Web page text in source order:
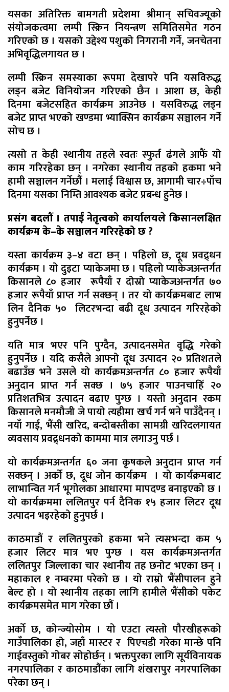
यसका अतिरिक्त बामगती प्रदेशमा श्रीमान् सचिवज्यूको
संयोजकत्वमा लम्पी स्क्रिन नियन्त्रण समितिसमेत गठन
गरिएको छ । यसको उद्देश्य पशुको निगरानी गर्ने, जनचेतना
अभिवृद्धिलगायत छ ।
लम्पी स्क्रिन समस्याका रूपमा देखापरे पनि यसविरुद्ध
लड्न बजेट विनियोजन गरिएको छैन । आशा छ, केही
दिनमा बजेटसहित कार्यक्रम आउनेछ । यसविरुद्ध लड्न
बजेट प्राप्त भएको खण्डमा भ्याक्सिन कार्यक्रम सञ्चालन गर्ने
सोच छ ।
त्यसो त केही स्थानीय तहले स्वतः स्फुर्त ढंगले आफैं यो
काम गरिरहेका छन् । नगरेका स्थानीय तहको हकमा भने
हामी सञ्चालन गर्नेछौं । मलाई विश्वास छ, आगामी चार÷पाँच
दिनमा यसका निम्ति आवश्यक बजेट प्रबन्ध हुनेछ ।
प्रसंग बदलौं । तपाईं नेतृत्वको कार्यालयले किसानलक्षित
कार्यक्रम के–के सञ्चालन गरिरहेको छ ?
यस्ता कार्यक्रम ३–४ वटा छन् । पहिलो छ, दूध प्रवद्र्धन
कार्यक्रम । यो दुइटा प्याकेजमा छ । पहिलो प्याकेजअन्तर्गत
किसानले ८० हजार रूपैयाँ र दोस्रो प्याकेजअन्तर्गत ७०
हजार रूपैयाँ प्राप्त गर्न सक्छन् । तर यो कार्यक्रमबाट लाभ
लिन दैनिक ५० लिटरभन्दा बढी दूध उत्पादन गरिरहेको
हुनुपर्नेछ ।
यति मात्र भएर पनि पुग्दैन, उत्पादनसमेत वृद्धि गरेको
हुनुपर्नेछ । यदि कसैले आफ्नो दूध उत्पादन २० प्रतिशतले
बढाउँछ भने उसले यो कार्यक्रमअन्तर्गत ८० हजार रूपैयाँ
अनुदान प्राप्त गर्न सक्छ । ७५ हजार पाउनचाहिँ २०
प्रतिशतभित्र उत्पादन बढाए पुग्छ । यस्तो अनुदान रकम
किसानले मनमौजी जे पायो त्यहीमा खर्च गर्न भने पाउँदैनन् ।
नयाँ गाई, भैंसी खरिद, बन्दोबस्तीका सामग्री खरिदलगायत
व्यवसाय प्रवद्र्धनको काममा मात्र लगाउनु पर्छ ।
यो कार्यक्रमअन्तर्गत ६० जना कृषकले अनुदान प्राप्त गर्न
सक्छन् । अर्को छ, दूध जोन कार्यक्रम । यो कार्यक्रमबाट
लाभान्वित गर्न भूगोलका आधारमा मापदण्ड बनाइएको छ ।
यो कार्यक्रममा ललितपुर पर्न दैनिक १५ हजार लिटर दूध
उत्पादन भइरहेको हुनुपर्छ ।
काठमाडौं र ललितपुरको हकमा भने त्यसभन्दा कम ५
हजार लिटर मात्र भए पुग्छ । यस कार्यक्रमअन्तर्गत
ललितपुर जिल्लाका चार स्थानीय तह छनोट भएका छन् ।
महाकाल १ नम्बरमा परेको छ । यो राम्रो भैंसीपालन हुने
बेल्ट हो । यो स्थानीय तहका लागि हामीले भैंसीको पकेट
कार्यक्रमसमेत माग गरेका छौं ।
अर्को छ, कोन्ज्योसोम । यो एउटा त्यस्तो पौरखीहरूको
गाउँपालिका हो, जहाँ मास्टर र पिएचडी गरेका मान्छे पनि
गाईवस्तुको गोबर सोहोर्छन् । भक्तपुरका लागि सूर्यविनायक
नगरपालिका र काठमाडौंका लागि शंखरापुर नगरपालिका
परेका छन् ।